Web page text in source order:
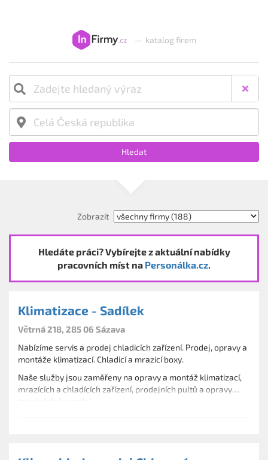
— katalog firem
Hledat
Zobrazit
Hledáte práci? Vybírejte z aktuální nabídky
pracovních míst na Personálka.cz.
Klimatizace - Sadílek
Větrná 218, 285 06 Sázava
Nabízíme servis a prodej chladicích zařízení. Prodej, opravy a
montáže klimatizací. Chladicí a mrazicí boxy.
Naše služby jsou zaměřeny na opravy a montáž klimatizací,
mrazících a chladících zařízení, prodejních pultů a opravy